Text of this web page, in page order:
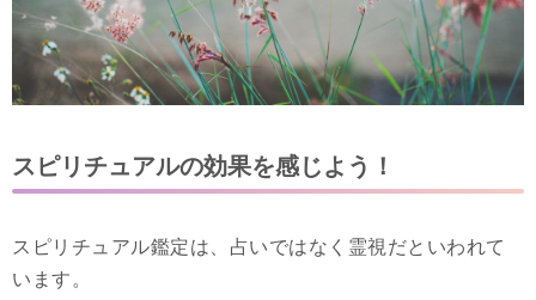
スピリチュアルの効果を感じよう！
スピリチュアル鑑定は、占いではなく霊視だといわれて
います。